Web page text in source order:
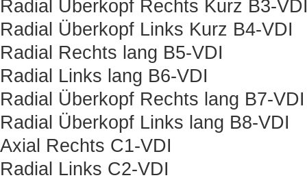
Radial Überkopf Rechts Kurz B3-
Radial Überkopf Links Kurz B4-VDI
Radial Rechts lang B5-VDI
Radial Links lang B6-VDI
Radial Überkopf Rechts lang B7-VDI
Radial Überkopf Links lang B8-VDI
Axial Rechts C1-VDI
Radial Links C2-VDI